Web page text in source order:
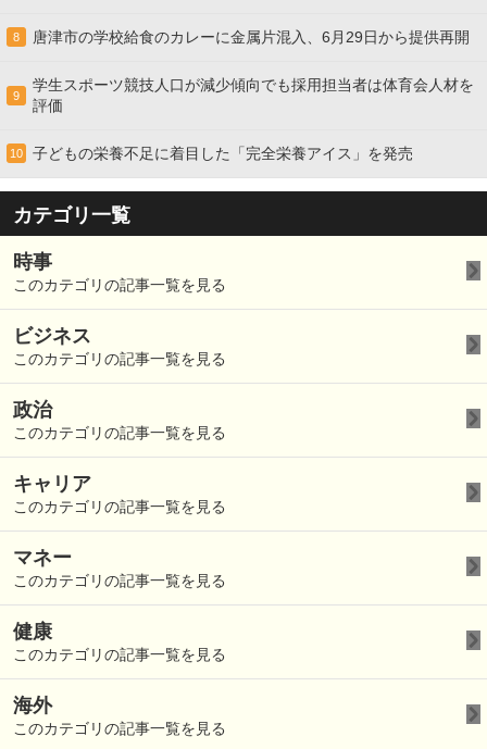
8 唐津市の学校給食のカレーに金属片混入、6月29日から提供再開
9
学生スポーツ競技人口が減少傾向でも採用担当者は体育会人材を
評価
10 子どもの栄養不足に着目した「完全栄養アイス」を発売
カテゴリ一覧
時事
このカテゴリの記事一覧を見る
ビジネス
このカテゴリの記事一覧を見る
政治
このカテゴリの記事一覧を見る
キャリア
このカテゴリの記事一覧を見る
マネー
このカテゴリの記事一覧を見る
健康
このカテゴリの記事一覧を見る
海外
このカテゴリの記事一覧を見る